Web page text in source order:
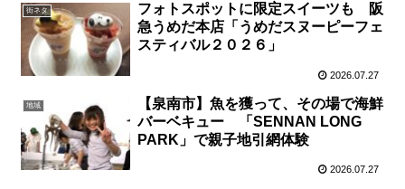
街ネタ
フォトスポットに限定スイーツも 阪
急うめだ本店「うめだスヌーピーフェ
スティバル２０２６」
2026.07.27
地域
【泉南市】魚を獲って、その場で海鮮
バーベキュー 「SENNAN LONG
PARK」で親子地引網体験
2026.07.27